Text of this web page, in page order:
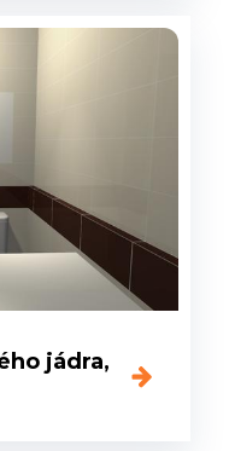
jádra,